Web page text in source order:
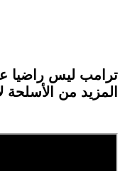
ترامب ليس راضيا
المزيد من الأسلحة